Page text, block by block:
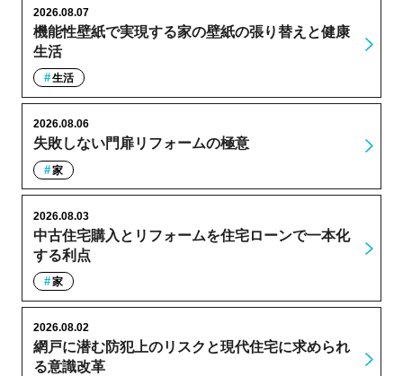
機能性壁紙で実現する家の壁紙の張り替えと健康
生活
2026.08.07
生活
失敗しない門扉リフォームの極意
2026.08.06
家
中古住宅購入とリフォームを住宅ローンで一本化
する利点
2026.08.03
家
網戸に潜む防犯上のリスクと現代住宅に求められ
る意識改革
2026.08.02